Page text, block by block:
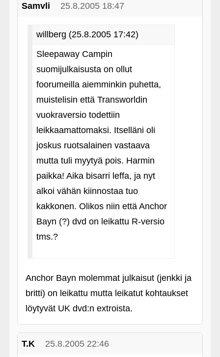
Samvli 25.8.2005 18:47
willberg (25.8.2005 17:42)
Sleepaway Campin
suomijulkaisusta on ollut
foorumeilla aiemminkin puhetta,
muistelisin että Transworldin
vuokraversio todettiin
leikkaamattomaksi. Itselläni oli
joskus ruotsalainen vastaava
mutta tuli myytyä pois. Harmin
paikka! Aika bisarri leffa, ja nyt
alkoi vähän kiinnostaa tuo
kakkonen. Olikos niin että Anchor
Bayn (?) dvd on leikattu R-versio
tms.?
Anchor Bayn molemmat julkaisut (jenkki ja
britti) on leikattu mutta leikatut kohtaukset
löytyvät UK dvd:n extroista.
T.K 25.8.2005 22:46